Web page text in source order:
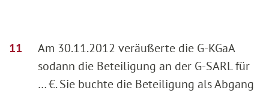
Am 30.11.2012 veräußerte die G-KGaA
sodann die Beteiligung an der G-SARL für
… €. Sie buchte die Beteiligung als Abgang